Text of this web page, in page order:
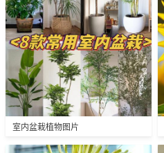
室内盆栽植物图片